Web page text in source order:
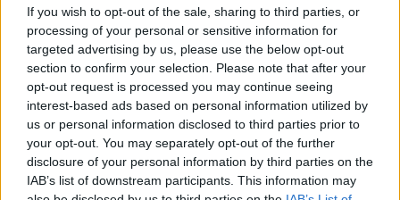
If you wish to opt-out of the sale, sharing to third parties, or
processing of your personal or sensitive information for
targeted advertising by us, please use the below opt-out
section to confirm your selection. Please note that after your
opt-out request is processed you may continue seeing
interest-based ads based on personal information utilized by
us or personal information disclosed to third parties prior to
your opt-out. You may separately opt-out of the further
disclosure of your personal information by third parties on the
IAB’s list of downstream participants. This information may